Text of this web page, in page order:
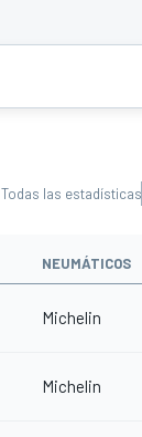
Todas las estadísticas
NEUMÁTICOS
Michelin
Michelin